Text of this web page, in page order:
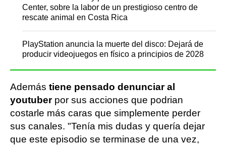
Center, sobre la labor de un prestigioso centro de
rescate animal en Costa Rica
PlayStation anuncia la muerte del disco: Dejará de
producir videojuegos en físico a principios de 2028
Además tiene pensado denunciar al
youtuber por sus acciones que podrian
costarle más caras que simplemente perder
sus canales. "Tenía mis dudas y quería dejar
que este episodio se terminase de una vez,